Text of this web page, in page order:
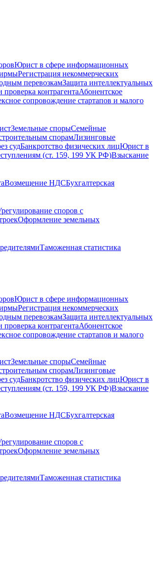
Юрист в сфере информационных
Регистрация некоммерческих
перевозкамЗащита интеллектуальных
контрагентаАбонентское
сопровождение стартапов и малого
Земельные спорыСемейные
спорамЛизинговые
судБанкротство физических лицЮрист в
(ст. 159, 199 УК РФ)Взыскание
Возмещение НДСБухгалтерская
споров с
Оформление земельных
Таможенная статистика
Юрист в сфере информационных
Регистрация некоммерческих
перевозкамЗащита интеллектуальных
контрагентаАбонентское
сопровождение стартапов и малого
Земельные спорыСемейные
спорамЛизинговые
судБанкротство физических лицЮрист в
(ст. 159, 199 УК РФ)Взыскание
Возмещение НДСБухгалтерская
споров с
Оформление земельных
Таможенная статистика